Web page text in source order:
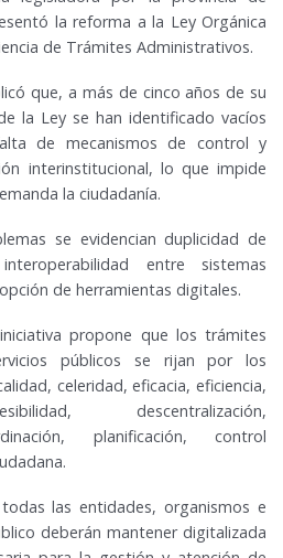
la reforma a la Ley Orgánica
de Trámites Administrativos.
que, a más de cinco años de su
la Ley se han identificado vacíos
de mecanismos de control y
interinstitucional, lo que impide
la ciudadanía.
se evidencian duplicidad de
entre sistemas
de herramientas digitales.
propone que los trámites
públicos se rijan por los
celeridad, eficacia, eficiencia,
descentralización,
planificación, control
las entidades, organismos e
deberán mantener digitalizada